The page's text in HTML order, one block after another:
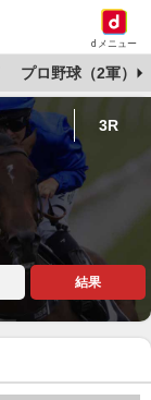
dメニュー
プロ野球（2軍）
3R
結果